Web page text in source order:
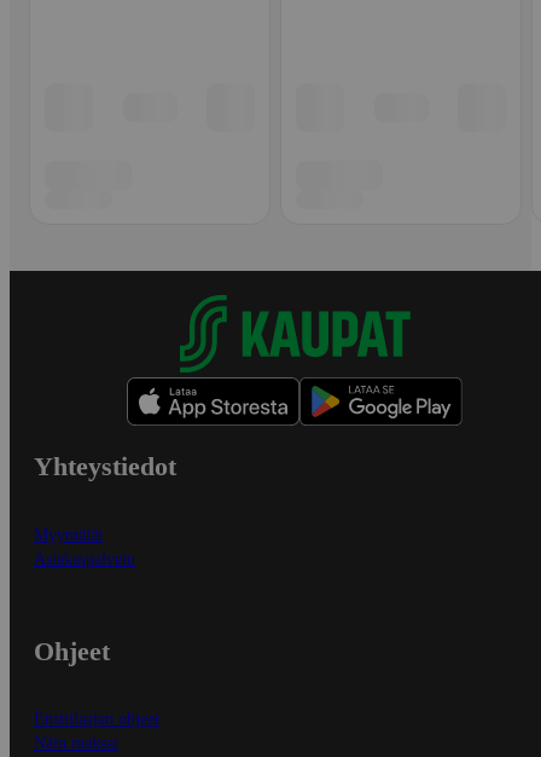
Yhteystiedot
Myymälät
Asiakaspalvelu
Ohjeet
Ensitilaajan ohjeet
Näin maksat